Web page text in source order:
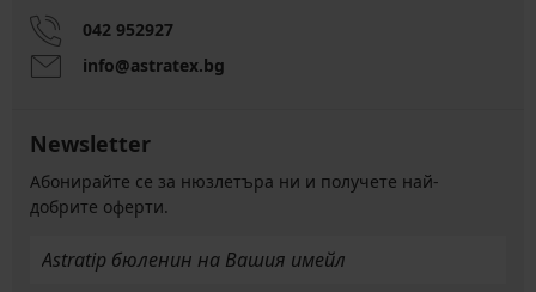
042 952927
info@astratex.bg
Newsletter
Абонирайте се за нюзлетъра ни и получете най-
добрите оферти.